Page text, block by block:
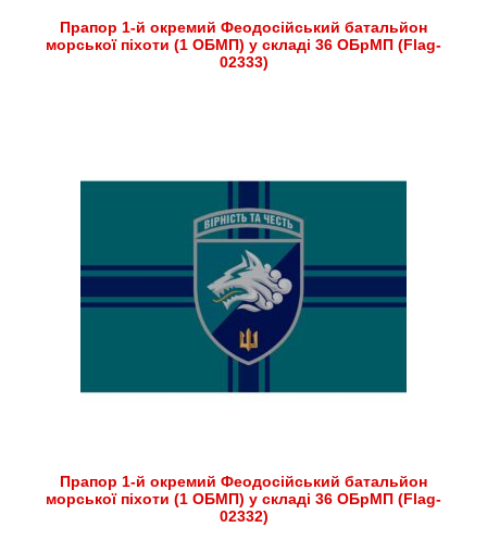
Прапор 1-й окремий Феодосійський батальйон
морської піхоти (1 ОБМП) у складі 36 ОБрМП (Flag-
02333)
Прапор 1-й окремий Феодосійський батальйон
морської піхоти (1 ОБМП) у складі 36 ОБрМП (Flag-
02332)